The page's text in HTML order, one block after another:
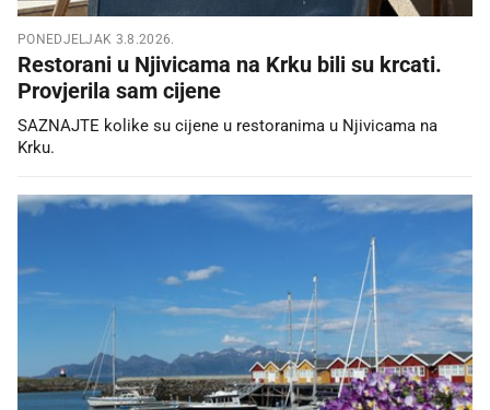
PONEDJELJAK 3.8.2026.
Restorani u Njivicama na Krku bili su krcati.
Provjerila sam cijene
SAZNAJTE kolike su cijene u restoranima u Njivicama na
Krku.